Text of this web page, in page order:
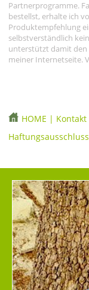
Partnerprogramme.
bestellst, erhalte ich
Produktempfehlung
selbstverständlich
unterstützt damit den
meiner Internetseite.
HOME | Kontakt
Haftungsausschluss